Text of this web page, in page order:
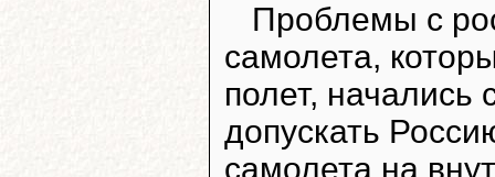
Проблемы с
самолета,
полет, начались
допускать
самолета на